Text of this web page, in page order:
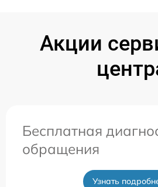
Акции
Бесплатная
обращения
Узнать